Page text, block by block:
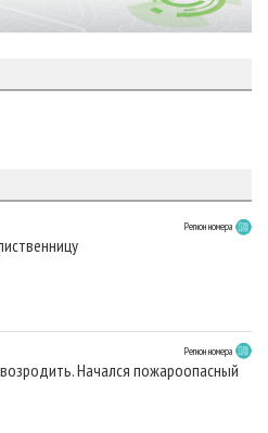
Регион номера
Регион номера
Начался пожароопасный